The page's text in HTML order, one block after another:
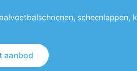
scheenlappen,
aanbod